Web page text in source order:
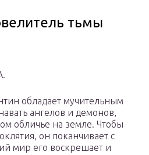
тьмы
обладает мучительным
ангелов и демонов,
обличье на земле. Чтобы
он поканчивает с
мир его воскрешает и